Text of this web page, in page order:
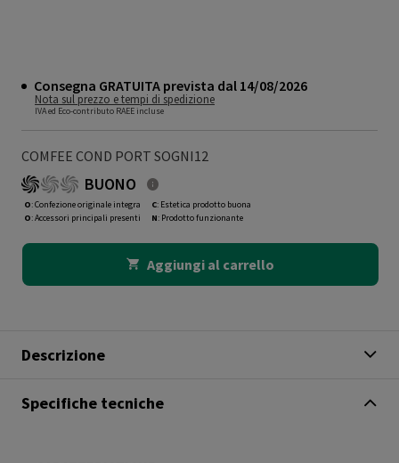
Consegna GRATUITA prevista dal 14/08/2026
Nota sul prezzo e tempi di spedizione
IVA ed Eco-contributo RAEE incluse
COMFEE COND PORT SOGNI12
BUONO
O: Confezione originale integra
O: Accessori principali presenti
C: Estetica prodotto buona
N: Prodotto funzionante
Aggiungi al carrello
Descrizione
Specifiche tecniche